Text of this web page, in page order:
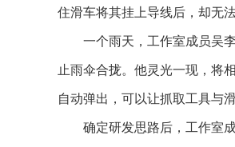
住滑车将其挂上导线后，却无法
一个雨天，工作室成员吴李
止雨伞合拢。他灵光一现，将
自动弹出，可以让抓取工具与
确定研发思路后，工作室成